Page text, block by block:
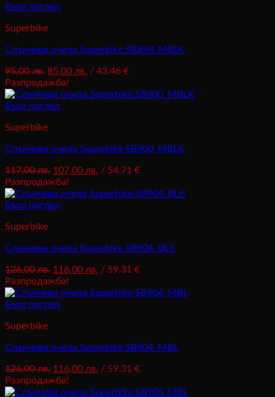
117,00 лв..
Бърз поглед
Superbike
Слънчеви очила Superbike SB898_MBLK
95,00лв. Original
price
was:
95,00 лв..
85,00 лв. Текущата
е:
/ 43.46 €
Разпродажба!
Бърз поглед
Superbike
Слънчеви очила Superbike SB900_MBLK
117,00лв. Original
price
was:
117,00 лв..
107,00 лв. Текущата
е:
/ 54.71 €
Разпродажба!
Бърз поглед
Superbike
Слънчеви очила Superbike SB904_BLK
126,00лв. Original
price
was:
126,00 лв..
116,00 лв. Текущата
е:
/ 59.31 €
Разпродажба!
Бърз поглед
Superbike
Слънчеви очила Superbike SB904_MBL
126,00лв. Original
price
was:
116,00 лв. Текущата
е:
/ 59.31 €
Разпродажба!